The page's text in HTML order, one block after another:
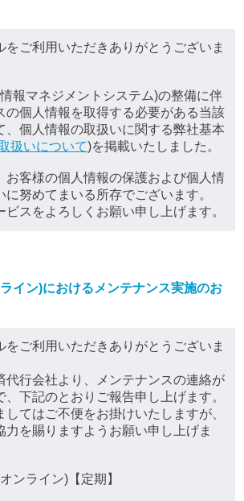
をご利用いただきありがとうございま
報マネジメントシステム)の整備に伴
の個人情報を取得する必要がある当該
、個人情報の取扱いに関する弊社基本
扱いについて)を掲載いたしました。
お客様の個人情報の保護および個人情
努めてまいる所存でございます。
ビスをよろしくお願い申し上げます。
イン)におけるメンテナンス実施のお
をご利用いただきありがとうございま
代行会社より、メンテナンスの連絡が
、下記のとおりご報告申し上げます。
してはご不便をお掛けいたしますが、
力を賜りますようお願い申し上げま
ンライン)【定期】